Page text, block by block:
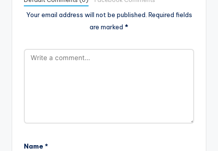
Your email address will not be published. Required fields
are marked *
Name *